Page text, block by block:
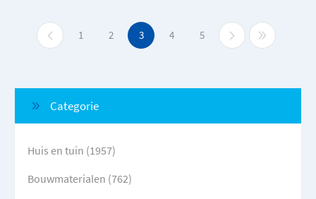
1 2 3 4 5
Categorie
Huis en tuin (1957)
Bouwmaterialen (762)